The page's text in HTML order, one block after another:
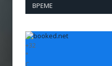
ВРЕМЕ
+32
°
C